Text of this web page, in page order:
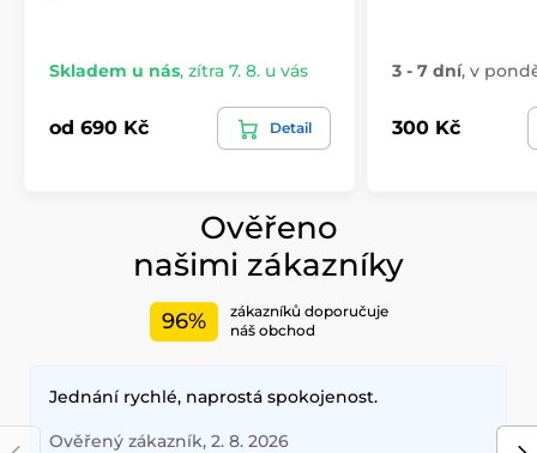
Skladem u nás, zítra 7. 8. u vás
od 690 Kč Detail
3 - 7 dní, v
300 Kč
Ověřeno
našimi zákazníky
96%
zákazníků doporučuje
náš obchod
Jednání rychlé, naprostá spokojenost.
Ověřený zákazník, 2. 8. 2026